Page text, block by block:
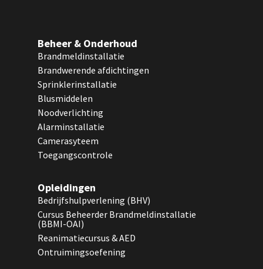
Beheer & Onderhoud
Brandmeldinstallatie
Brandwerende afdichtingen
Sprinklerinstallatie
Blusmiddelen
Noodverlichting
Alarminstallatie
Camerasyteem
Toegangscontrole
Opleidingen
Bedrijfshulpverlening (BHV)
Cursus Beheerder Brandmeldinstallatie
(BBMI-OAI)
Reanimatiecursus & AED
Ontruimingsoefening